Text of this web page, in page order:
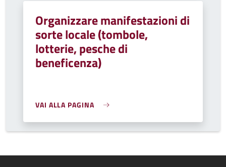
Organizzare manifestazioni di
sorte locale (tombole,
lotterie, pesche di
beneficenza)
VAI ALLA PAGINA